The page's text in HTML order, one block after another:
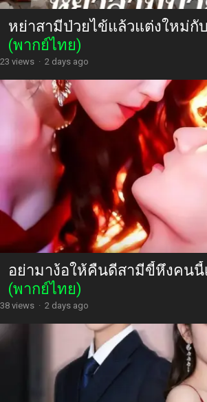
หย่าสามีป่วยไข้แล้วแต่งใหม่กั
(พากย์ไทย)
23 views · 2 days ago
อย่ามาง้อให้คืนดีสามีขี้หึงคนนี้
(พากย์ไทย)
38 views · 2 days ago